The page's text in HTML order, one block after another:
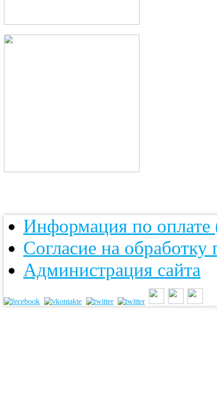
Информация по оплате
Согласие на
Администрация сайта